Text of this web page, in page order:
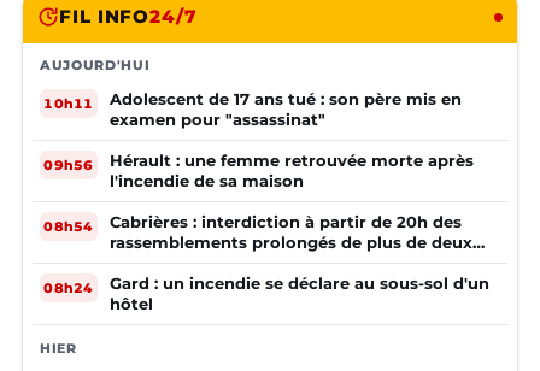
FIL INFO24/7
AUJOURD'HUI
10h11
Adolescent de 17 ans tué : son père mis en
examen pour "assassinat"
09h56
Hérault : une femme retrouvée morte après
l'incendie de sa maison
08h54
Cabrières : interdiction à partir de 20h des
rassemblements prolongés de plus de deux
mineurs non accompagnés d'un adulte
08h24
Gard : un incendie se déclare au sous-sol d'un
hôtel
HIER